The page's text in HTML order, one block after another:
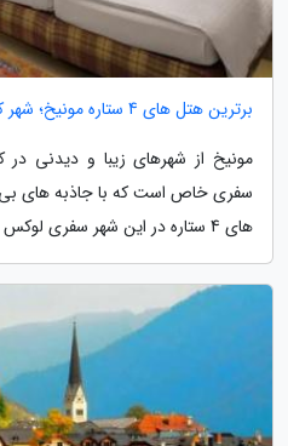
برترین هتل های 4 ستاره مونیخ؛ شهر کلیساها در آلمان
مونیخ از شهرهای زیبا و دیدنی
سفری خاص است که با جاذبه های بی
های 4 ستاره در این شهر سفری لوکس را تجربه خواهید کرد.